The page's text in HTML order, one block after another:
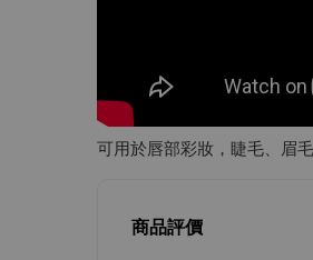
可用於唇部彩妝，睫毛、眉
商品評價